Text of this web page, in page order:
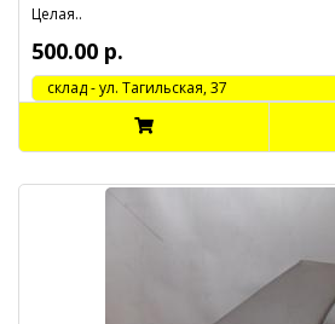
Целая..
500.00 р.
cклад - ул. Тагильская, 37